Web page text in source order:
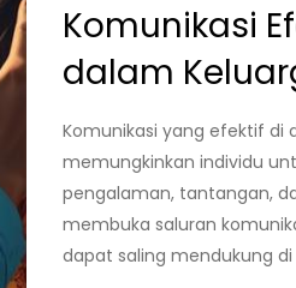
Komunikasi
dalam
Komunikasi yang efektif di
memungkinkan individu
pengalaman, tantangan,
membuka saluran
dapat saling mendukung